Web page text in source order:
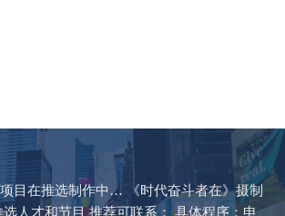
目在推选制作中… 《时代奋斗者在》摄制
选人才和节目 推荐可联系： 具体程序：申